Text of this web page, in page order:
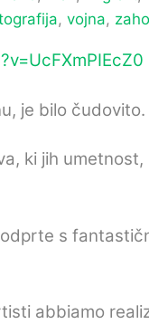
, vojna,
je bilo čudovito.
ki jih
s
abbiamo